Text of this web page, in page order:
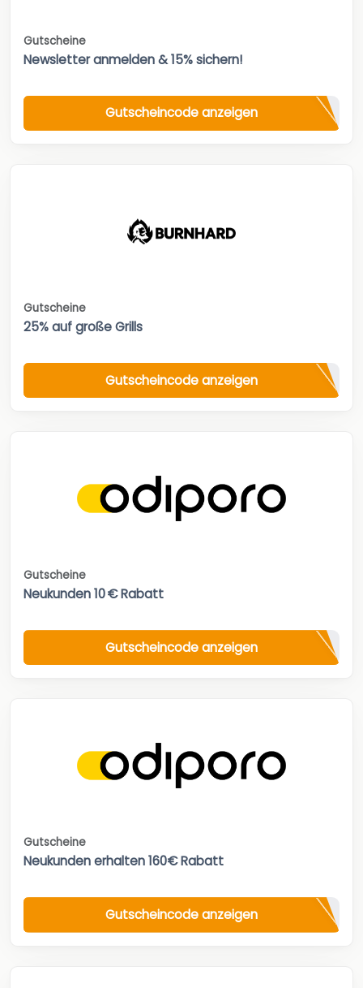
Gutscheine
Newsletter anmelden & 15% sichern!
Gutscheincode anzeigen
Gutscheine
25% auf große Grills
Gutscheincode anzeigen
Gutscheine
Neukunden 10 € Rabatt
Gutscheincode anzeigen
Gutscheine
Neukunden erhalten 160€ Rabatt
Gutscheincode anzeigen